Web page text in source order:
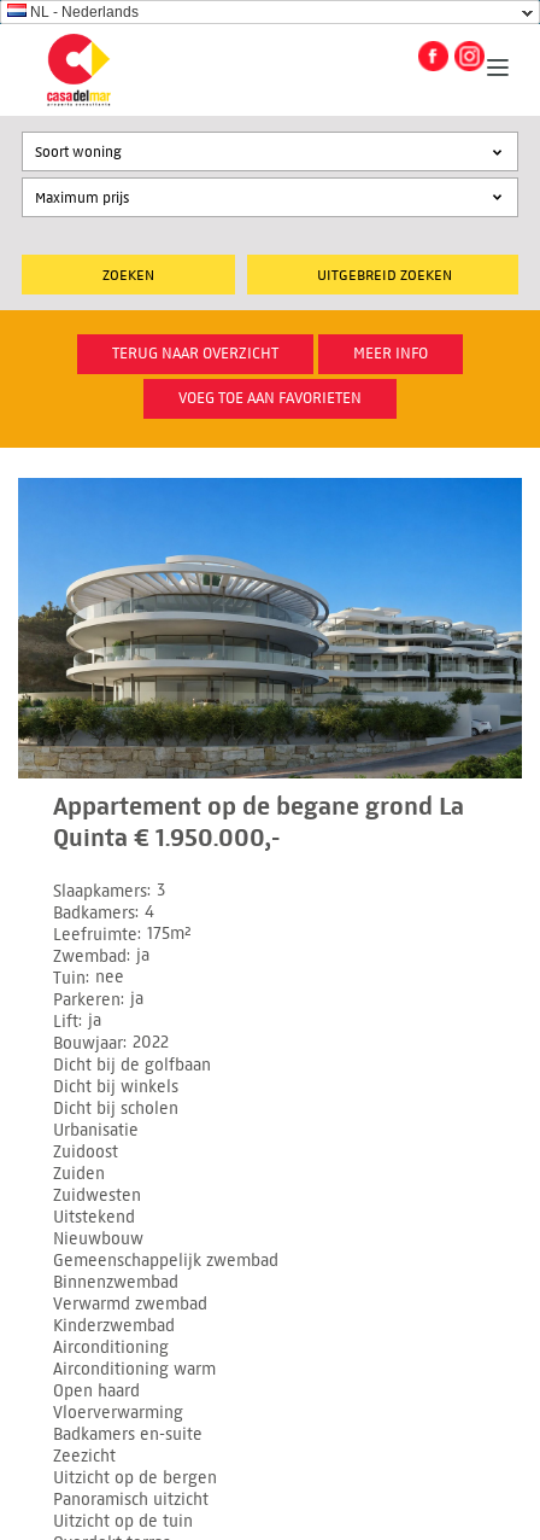
NL - Nederlands
UITGEBREID ZOEKEN
Soort woning
TERUG NAAR OVERZICHT MEER INFO
VOEG TOE AAN FAVORIETEN
Appartement op de begane grond La
Quinta € 1.950.000,-
Slaapkamers 3
Badkamers 4
Leefruimte 175m²
Zwembad ja
Tuin nee
Parkeren ja
Lift ja
Bouwjaar 2022
Dicht bij de golfbaan
Dicht bij winkels
Dicht bij scholen
Urbanisatie
Zuidoost
Zuiden
Zuidwesten
Uitstekend
Nieuwbouw
Gemeenschappelijk zwembad
Binnenzwembad
Verwarmd zwembad
Kinderzwembad
Airconditioning
Airconditioning warm
Open haard
Vloerverwarming
Badkamers en-suite
Zeezicht
Uitzicht op de bergen
Panoramisch uitzicht
Uitzicht op de tuin